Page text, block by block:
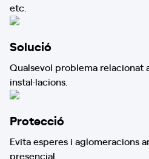
etc.
Solució
Qualsevol problema relacionat
instal·lacions.
Protecció
Evita esperes i aglomeracions
presencial.